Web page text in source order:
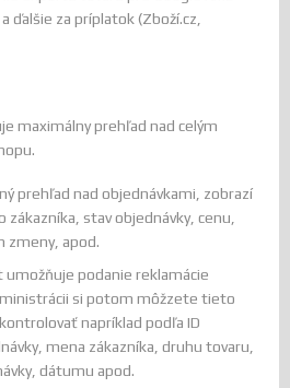
ďalšie za príplatok (Zboží.cz,
maximálny prehľad nad celým
prehľad nad objednávkami, zobrazí
zákazníka, stav objednávky, cenu,
zmeny, apod.
umožňuje podanie reklamácie
si potom môžzete tieto
napríklad podľa ID
mena zákazníka, druhu tovaru,
dátumu apod.